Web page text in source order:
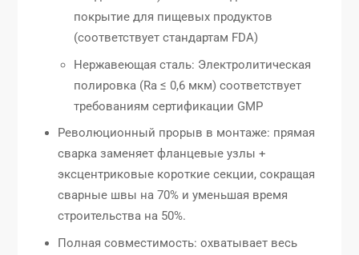
покрытие для пищевых продуктов
(соответствует стандартам FDA)
Нержавеющая сталь: Электролитическая
полировка (Ra ≤ 0,6 мкм) соответствует
требованиям сертификации GMP
Революционный прорыв в монтаже: прямая
сварка заменяет фланцевые узлы +
эксцентриковые короткие секции, сокращая
сварные швы на 70% и уменьшая время
строительства на 50%.
Полная совместимость: охватывает весь